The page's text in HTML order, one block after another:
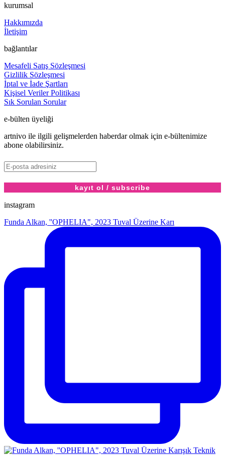
kurumsal
Hakkımızda
İletişim
bağlantılar
Mesafeli Satış Sözleşmesi
Gizlilik Sözleşmesi
İptal ve İade Şartları
Kişisel Veriler Politikası
Sık Sorulan Sorular
e-bülten üyeliği
artnivo ile ilgili gelişmelerden haberdar olmak için e-bültenimize
abone olabilirsiniz.
instagram
Funda Alkan, ''OPHELIA", 2023 Tuval Üzerine Karı